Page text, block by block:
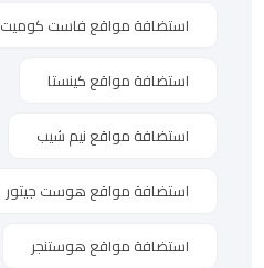
استضافة مواقع فاست كوميت
استضافة مواقع كينستا
استضافة مواقع نيم شيب
استضافة مواقع هوست جيتور
استضافة مواقع هوستنجر